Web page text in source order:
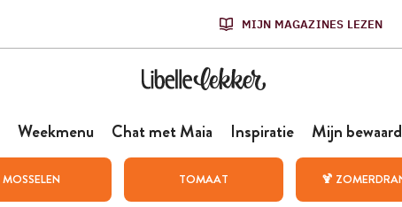
MIJN MAGAZINES LEZEN
Weekmenu Chat met Maia Inspiratie Mijn
MOSSELEN TOMAAT 🍹